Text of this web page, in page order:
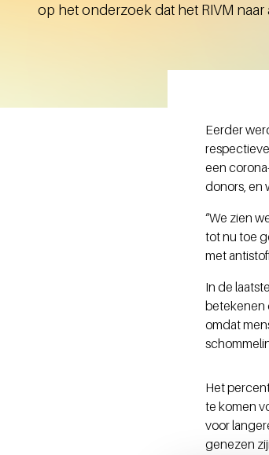
op het onderzoek dat het RIVM
Eerder
een
donors, en
“We zien
tot nu toe
met
In de
betekenen
omdat
Het
te komen
voor
genezen